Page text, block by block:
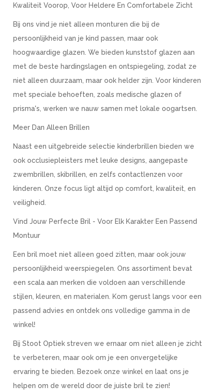
Kwaliteit Voorop, Voor Heldere En Comfortabele Zicht
Bij ons vind je niet alleen monturen die bij de
persoonlijkheid van je kind passen, maar ook
hoogwaardige glazen. We bieden kunststof glazen aan
met de beste hardingslagen en ontspiegeling, zodat ze
niet alleen duurzaam, maar ook helder zijn. Voor kinderen
met speciale behoeften, zoals medische glazen of
prisma's, werken we nauw samen met lokale oogartsen.
Meer Dan Alleen Brillen
Naast een uitgebreide selectie kinderbrillen bieden we
ook occlusiepleisters met leuke designs, aangepaste
zwembrillen, skibrillen, en zelfs contactlenzen voor
kinderen. Onze focus ligt altijd op comfort, kwaliteit, en
veiligheid.
Vind Jouw Perfecte Bril - Voor Elk Karakter Een Passend
Montuur
Een bril moet niet alleen goed zitten, maar ook jouw
persoonlijkheid weerspiegelen. Ons assortiment bevat
een scala aan merken die voldoen aan verschillende
stijlen, kleuren, en materialen. Kom gerust langs voor een
passend advies en ontdek ons volledige gamma in de
winkel!
Bij Stoot Optiek streven we ernaar om niet alleen je zicht
te verbeteren, maar ook om je een onvergetelijke
ervaring te bieden. Bezoek onze winkel en laat ons je
helpen om de wereld door de juiste bril te zien!